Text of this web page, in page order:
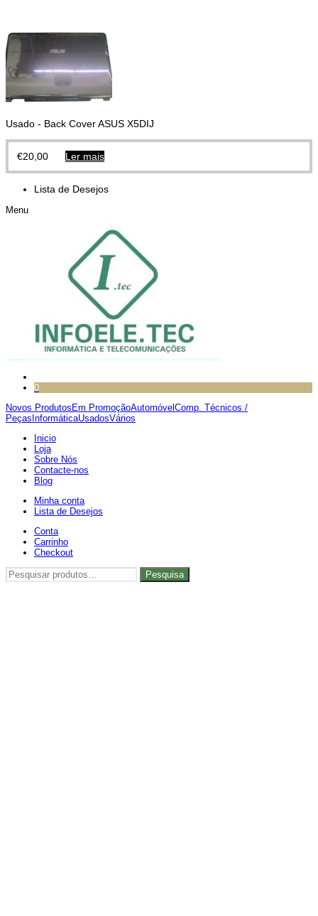
Usado - Back Cover ASUS X5DIJ
€20,00 Ler mais
Lista de Desejos
Menu
0
Novos Produtos Em PromoçãoAutomóvel Comp. Técnicos /
Peças InformáticaUsadosVários
Inicio
Loja
Sobre Nós
Contacte-nos
Blog
Minha conta
Lista de Desejos
Conta
Carrinho
Checkout
Pesquisar
por:
Pesquisa